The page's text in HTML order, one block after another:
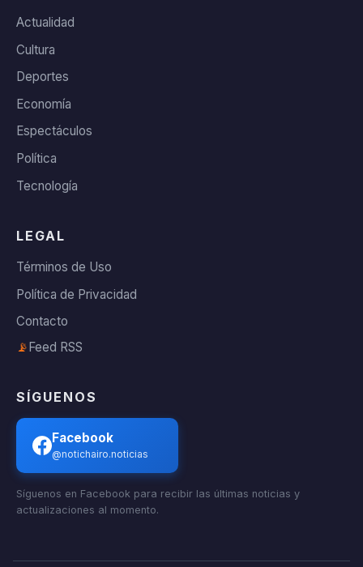
Actualidad
Cultura
Deportes
Economía
Espectáculos
Política
Tecnología
LEGAL
Términos de Uso
Política de Privacidad
Contacto
📡Feed RSS
SÍGUENOS
Facebook
@notichairo.noticias
Síguenos en Facebook para recibir las últimas noticias y
actualizaciones al momento.